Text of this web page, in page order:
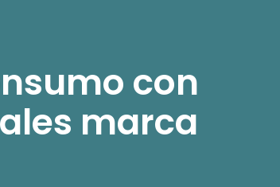
con
marca